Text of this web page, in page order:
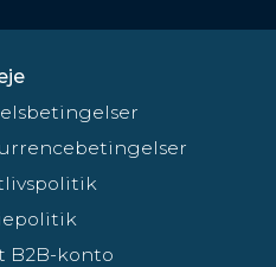
B2B-konto